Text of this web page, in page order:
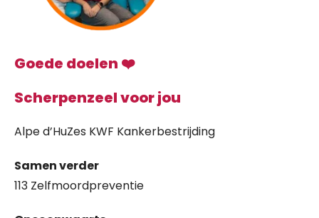
Goede doelen ❤️
Scherpenzeel voor jou
Alpe d’HuZes KWF Kankerbestrijding
Samen verder
113 Zelfmoordpreventie